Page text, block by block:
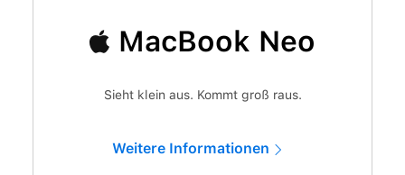
MacBook Neo
Sieht klein aus. Kommt groß raus.
Weitere Informationen